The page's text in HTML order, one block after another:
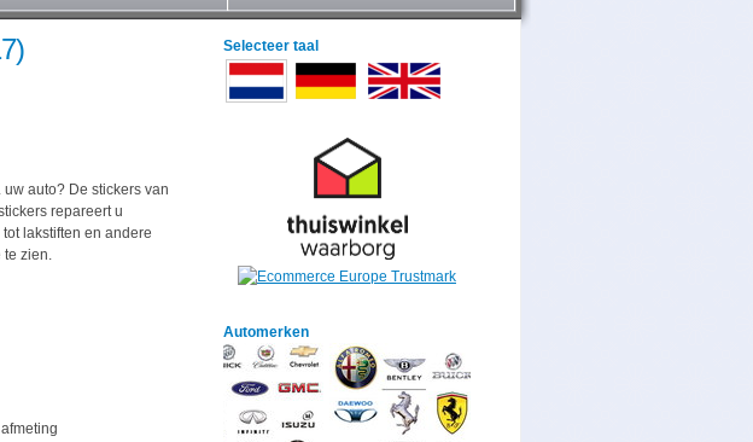
auto? De stickers van
repareert u
lakstiften en andere
te zien.
Selecteer taal
Automerken